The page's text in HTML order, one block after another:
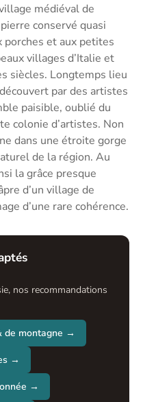
médiéval de
conservé quasi
et aux petites
villages d’Italie et
siècles. Longtemps lieu
par des artistes
paisible, oublié du
colonie d’artistes. Non
dans une étroite gorge
de la région. Au
la grâce presque
d’un village de
d’une rare cohérence.
nos recommandations
de montagne →
→
→